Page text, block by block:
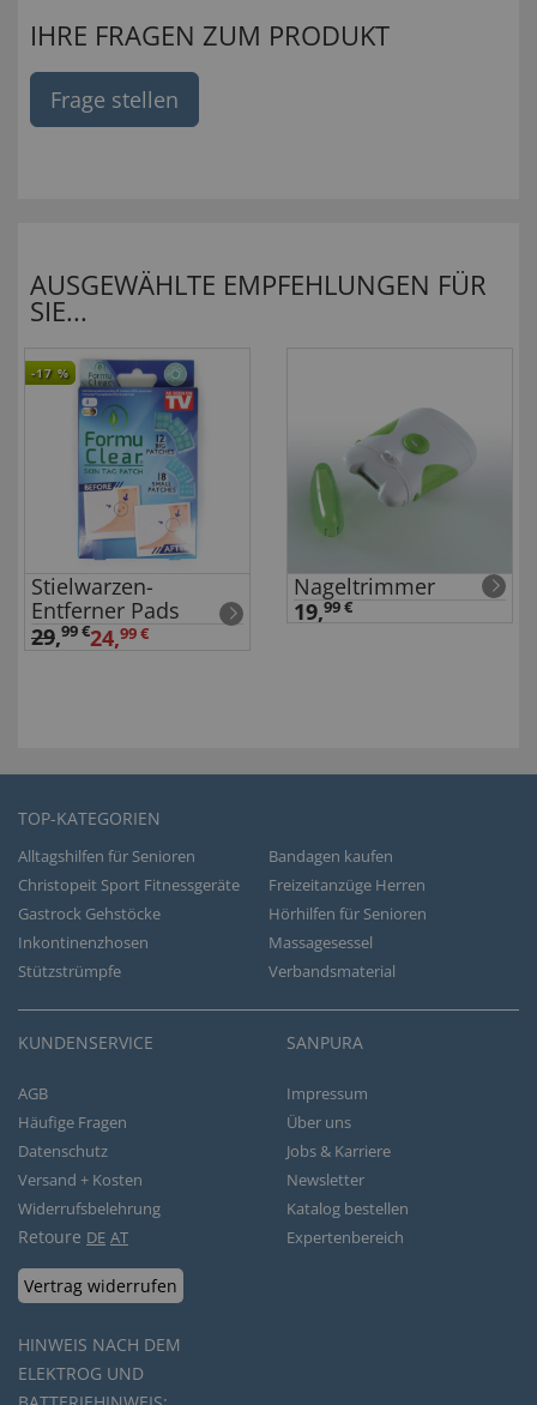
IHRE FRAGEN ZUM PRODUKT
Frage stellen
AUSGEWÄHLTE EMPFEHLUNGEN FÜR
SIE...
-17 %
Stielwarzen-
Entferner Pads
29,99 €24,99 €
Nageltrimmer
19,99 €
TOP-KATEGORIEN
Alltagshilfen für Senioren
Bandagen kaufen
Christopeit Sport Fitnessgeräte
Freizeitanzüge Herren
Gastrock Gehstöcke
Hörhilfen für Senioren
Inkontinenzhosen
Massagesessel
Stützstrümpfe
Verbandsmaterial
KUNDENSERVICE
AGB
Häufige Fragen
Datenschutz
Versand + Kosten
Widerrufsbelehrung
Retoure DE AT
Vertrag widerrufen
HINWEIS NACH DEM
ELEKTROG UND
SANPURA
Impressum
Über uns
Jobs & Karriere
Newsletter
Katalog bestellen
Expertenbereich